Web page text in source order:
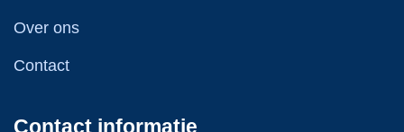
Over ons
Contact
Contact informatie